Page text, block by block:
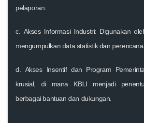
pelaporan.
c. Akses Informasi Industri: Digunakan
mengumpulkan data statistik dan
d. Akses Insentif dan Program
krusial, di mana KBLI menjadi
berbagai bantuan dan dukungan.